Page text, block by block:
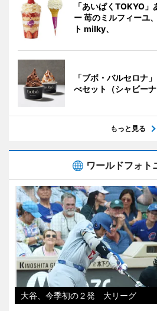
「あいぱくTOKYO
ー 苺のミルフィーユ
ト milky、
「ブボ・バルセロナ
べセット（シャビーナ
もっと見る
ワールドフォト
大谷、今季初の２発 大リーグ